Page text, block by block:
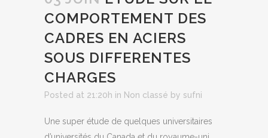
COMPORTEMENT DES
CADRES EN ACIERS
SOUS DIFFERENTES
CHARGES
Posted at 21:20h in Non classé by sufni
Une super étude de quelques universitaires